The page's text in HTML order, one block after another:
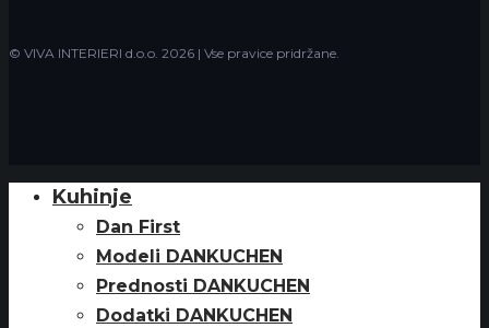
© VIVA INTERIERI d.o.o. 2026 | Vse pravice pridržane.
Close Kuhinje
Dan First
Modeli DANKUCHEN
Prednosti DANKUCHEN
Dodatki DANKUCHEN